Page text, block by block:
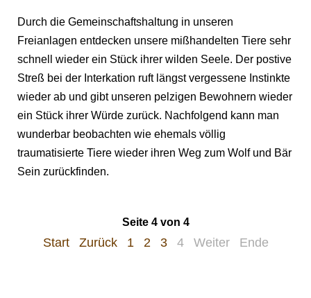
Durch die Gemeinschaftshaltung in unseren
Freianlagen entdecken unsere mißhandelten Tiere sehr
schnell wieder ein Stück ihrer wilden Seele. Der postive
Streß bei der Interkation ruft längst vergessene Instinkte
wieder ab und gibt unseren pelzigen Bewohnern wieder
ein Stück ihrer Würde zurück. Nachfolgend kann man
wunderbar beobachten wie ehemals völlig
traumatisierte Tiere wieder ihren Weg zum Wolf und Bär
Sein zurückfinden.
Seite 4 von 4
Start Zurück 1 2 3 4 Weiter Ende